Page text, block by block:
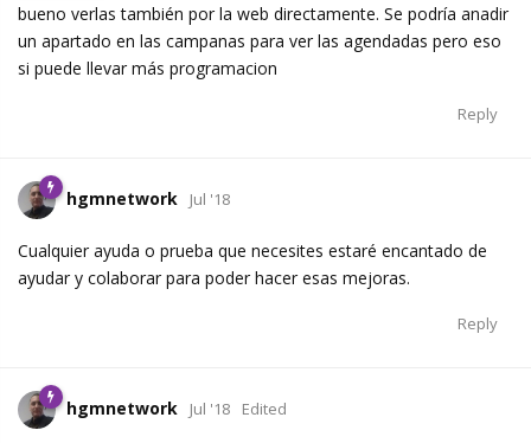
bueno verlas también por la web directamente. Se podría anadir
un apartado en las campanas para ver las agendadas pero eso
si puede llevar más programacion
Reply
hgmnetwork Jul '18
Cualquier ayuda o prueba que necesites estaré encantado de
ayudar y colaborar para poder hacer esas mejoras.
Reply
hgmnetwork Jul '18 Edited